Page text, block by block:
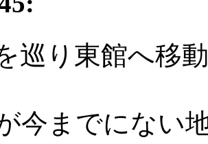
巡り東館へ移
今までにない